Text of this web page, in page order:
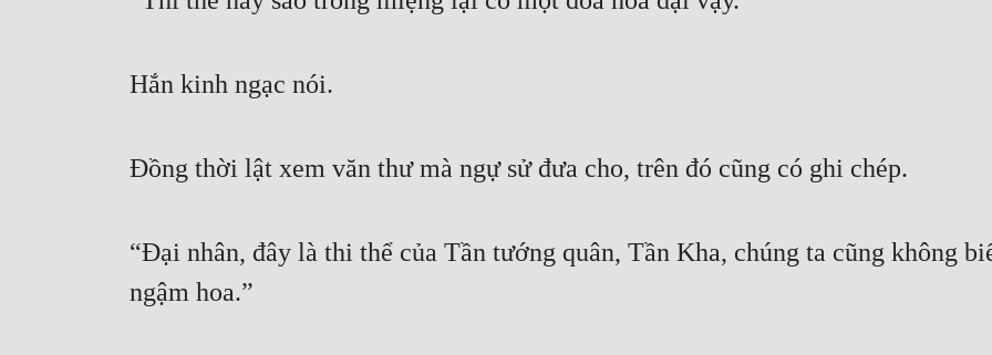
Hắn kinh ngạc nói.
Đồng thời lật xem văn thư mà ngự sử đưa cho, trên đó cũng có ghi chép.
“Đại nhân, đây là thi thể của Tần tướng quân, Tần Kha, chúng ta cũng không
ngậm hoa.”